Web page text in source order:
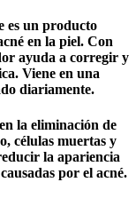
es un producto
en la piel. Con
ayuda a corregir y
Viene en una
diariamente.
la eliminación de
células muertas y
la apariencia
por el acné.